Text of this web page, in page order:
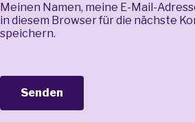
Meinen Namen, meine E-Mail-
in diesem Browser für die nächste
speichern.